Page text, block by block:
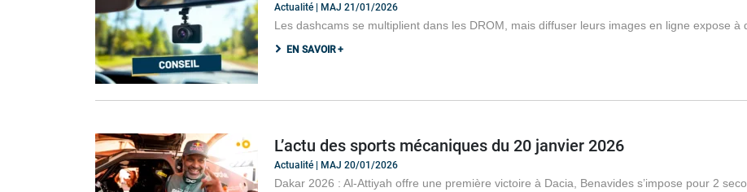
Actualité | MAJ 21/01/2026
Les dashcams se multiplient dans les DROM, mais diffuser leurs images en ligne expose à
EN SAVOIR +
L’actu des sports mécaniques du 20 janvier 2026
Actualité | MAJ 20/01/2026
Dakar 2026 : Al-Attiyah offre une première victoire à Dacia, Benavides s’impose pour 2